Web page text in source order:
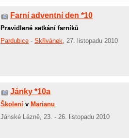
Farní adventní den *10
Pravidlené setkání farníků
Pardubice - Skřivánek , 27. listopadu 2010
Jánky *10a
Školení v Marianu
Jánské Lázně, 23. - 26. listopadu 2010